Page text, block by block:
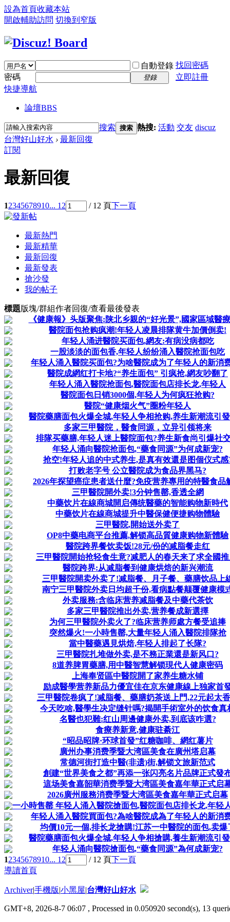
設為首頁收藏本站
開啟輔助訪問 切換到窄版
自動登錄 找回密碼
密碼
登錄
立即註冊
快捷導航
論壇BBS
搜索 搜索 熱搜: 活動 交友 discuz
台灣好山好水 › 最新回復
訂閱
最新回復
12345678910... 12 / 12 頁下一頁
最新熱門
最新精華
最新回復
最新發表
搶沙發
我的帖子
標題版塊/群組作者回復/查看最後發表
《健康報》头版聚焦:陕北乡親的“好光景”,國家區域醫
醫院面包抢购疯潮!年轻人凌晨排隊黄牛加價倒卖!
年轻人涌进醫院买面包,網友:有病没病都吃
一股淡淡的面包香,年轻人纷纷涌入醫院抢面包吃
年轻人涌入醫院买面包?为啥醫院成为了年轻人的新消
醫院成網红打卡地?“养生面包” 引疯抢,網友吵翻了
年轻人涌入醫院抢面包,醫院面包店排长龙,年轻人
醫院面包日销3000個,年轻人为何疯狂抢购?
醫院“健康烟火气”圈粉年轻人
醫院藥膳面包火爆全城,年轻人争相抢购,养生新潮流引
多家三甲醫院，醫食同源，立异引领将来
排隊买藥膳,年轻人迷上醫院面包?养生新食尚引爆社
年轻人涌向醫院抢面包,“藥食同源”为何成新宠?
抢空!年轻人追的中式养生,是真有效還是图個仪式感
打败老字号 公立醫院成为食品界黑马?
2026年探望癌症患者送什麼?免疫营养專用的特醫食品
三甲醫院開外卖!3分钟售罄,香透全網
中藥饮片在線商城開启傳统醫藥的智能购物新時代
中藥饮片在線商城提升中醫保健便捷购物體驗
三甲醫院,開始送外卖了
OP8中藥电商平台推薦,解锁高品質健康购物新體驗
醫院跨界餐饮卖饭!28元/份的减脂餐走红
三甲醫院開始抢轻食生意?减肥人的春天来了求全國
醫院跨界:从减脂餐到健康烘焙的新兴潮流
三甲醫院開卖外卖了!减脂餐、月子餐、藥膳饮品上
南宁三甲醫院外卖日均超千份,看病點餐颠覆健康模
外卖服務:含临床营养减脂餐及中藥代茶饮
多家三甲醫院推出外卖,营养餐成新選擇
为何三甲醫院外卖火了?临床营养师處方餐受追捧
突然爆火!一小時售罄,大量年轻人涌入醫院排隊抢
當中醫藥遇見烘焙,年轻人排起了长隊?
三甲醫院扎堆做外卖,是不務正業還是新风口?
8道养脾胃藥膳,用中醫智慧解锁現代人健康密码
上海奉贤區中醫院開了家养生糖水铺
励成醫學营养新品力優宜佳在京东健康線上独家首
三甲醫院卷疯了!减脂餐、藥膳奶茶送上門,22元起太
今天吃啥,醫學生决定缝针嗎?揭開手術室外的饮食真
名醫也犯難:红山周邊健康外卖,到底该咋選?
食療养新意,健康驻綦江
“昭品昭牌·环球首發”红糖咖啡、網红薯片
廣州办事消费季暨大湾區美食在廣州塔启幕
常德河街打造中醫(非遗)街,解锁文旅新范式
創建“世界美食之都”再添一张闪亮名片品牌正式發
這场美食嘉韶華消费季暨大湾區美食嘉年華正式启
2026廣州服務消费季暨大湾區美食嘉年華正式启幕
一小時售罄 年轻人涌入醫院搶面包,醫院面包店排长龙,年轻
年轻人涌入醫院買面包?為啥醫院成為了年轻人的新消
均價10元一個,排长龙搶購!江苏一中醫院的面包,卖爆
醫院藥膳面包火爆全城,年轻人争相搶購,養生新潮流引
年轻人涌向醫院搶面包,“藥食同源”為何成新宠?
12345678910... 12 / 12 頁下一頁
導讀首頁
Archiver|手機版|小黑屋|台灣好山好水
GMT+8, 2026-8-7 06:07 , Processed in 0.050920 second(s), 13